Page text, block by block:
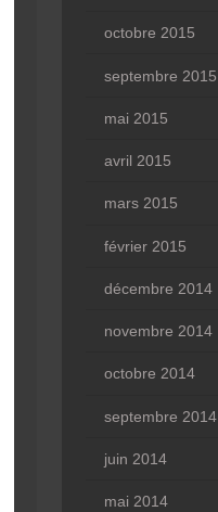
octobre 2015
septembre 2015
mai 2015
avril 2015
mars 2015
février 2015
décembre 2014
novembre 2014
octobre 2014
septembre 2014
juin 2014
mai 2014